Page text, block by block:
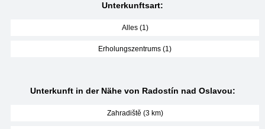
Unterkunftsart:
Alles (1)
Erholungszentrums (1)
Unterkunft in der Nähe von Radostín nad Oslavou:
Zahradiště (3 km)